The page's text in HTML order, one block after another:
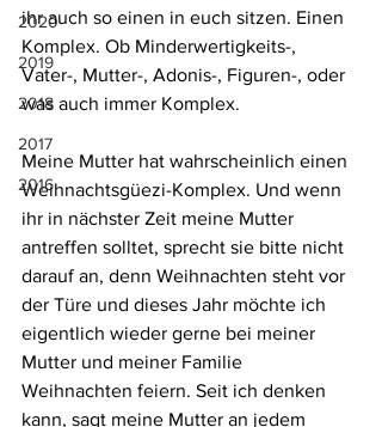
2020
2019
2018
2017
2016
ihr auch so einen in euch sitzen. Einen
Komplex. Ob Minderwertigkeits-,
Vater-, Mutter-, Adonis-, Figuren-, oder
was auch immer Komplex.
Meine Mutter hat wahrscheinlich einen
Weihnachtsgüezi-Komplex. Und wenn
ihr in nächster Zeit meine Mutter
antreffen solltet, sprecht sie bitte nicht
darauf an, denn Weihnachten steht vor
der Türe und dieses Jahr möchte ich
eigentlich wieder gerne bei meiner
Mutter und meiner Familie
Weihnachten feiern. Seit ich denken
kann, sagt meine Mutter an jedem